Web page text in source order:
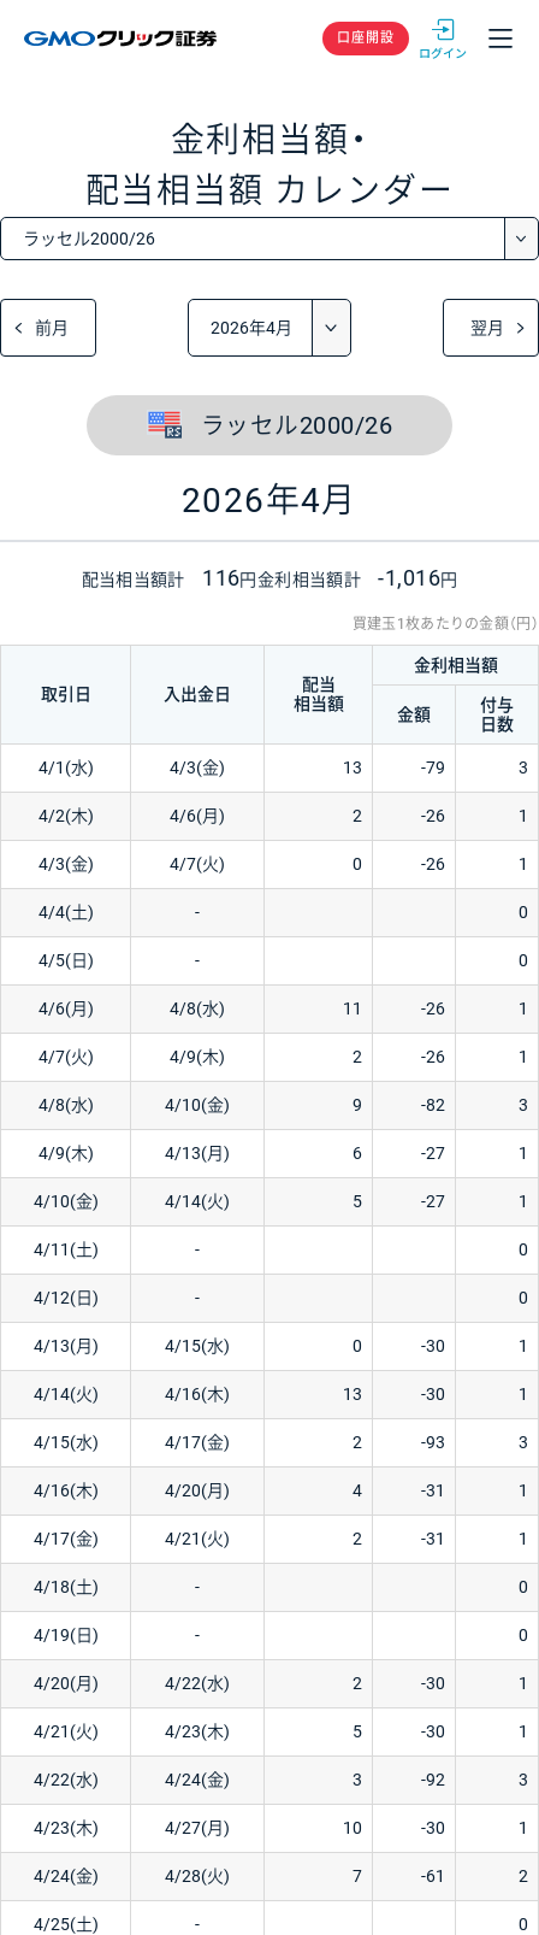
GMOクリック
口座開設
金利相当額・
配当相当額 カレンダー
前月 翌月
ラッセル2000/26
2026年4月
配当相当額計 116円金利相当額計-1,016円
買建玉1枚あたりの金額（円）
取引日 入出金日
配当
相当額
金利相当額
金額
付与
日数
4/1(水) 4/3(金) 13 -79 3
4/2(木) 4/6(月) 2 -26 1
4/3(金) 4/7(火) 0 -26 1
4/4(土) - 0
4/5(日) - 0
4/6(月) 4/8(水) 11 -26 1
4/7(火) 4/9(木) 2 -26 1
4/8(水) 4/10(金) 9 -82 3
4/9(木) 4/13(月) 6 -27 1
4/10(金) 4/14(火) 5 -27 1
4/11(土) - 0
4/12(日) - 0
4/13(月) 4/15(水) 0 -30 1
4/14(火) 4/16(木) 13 -30 1
4/15(水) 4/17(金) 2 -93 3
4/16(木) 4/20(月) 4 -31 1
4/17(金) 4/21(火) 2 -31 1
4/18(土) - 0
4/19(日) - 0
4/20(月) 4/22(水) 2 -30 1
4/21(火) 4/23(木) 5 -30 1
4/22(水) 4/24(金) 3 -92 3
4/23(木) 4/27(月) 10 -30 1
4/24(金) 4/28(火) 7 -61 2
4/25(土) - 0